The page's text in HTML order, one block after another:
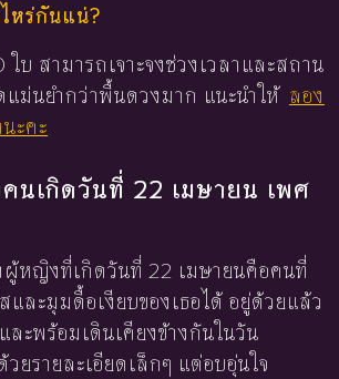
หร่กันแน่?
บ สามารถเจาะจงช่วงเวลาและสถาน
ม่นยำกว่าพื้นดวงมาก แนะนำให้ ลอง
ะคะ
นเกิดวันที่ 22 เมษายน เพศ
ผู้หญิงที่เกิดวันที่ 22 เมษายนคือคนที่
ละมุมดื้อเงียบของเธอได้ อยู่ด้วยแล้ว
ะพร้อมเดินเคียงข้างกันในวัน
ยรายละเอียดเล็กๆ แต่อบอุ่นใจ